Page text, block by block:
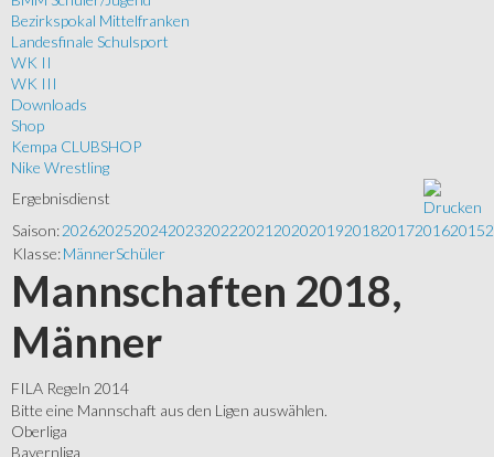
Bezirkspokal Mittelfranken
Landesfinale Schulsport
WK II
WK III
Downloads
Shop
Kempa CLUBSHOP
Nike Wrestling
Ergebnisdienst
Saison:202620252024202320222021 202020192018201720162015
Klasse:MännerSchüler
Mannschaften 2018,
Männer
FILA Regeln 2014
Bitte eine Mannschaft aus den Ligen auswählen.
Oberliga
Bayernliga